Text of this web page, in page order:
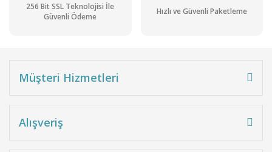
256 Bit SSL Teknolojisi İle
Güvenli Ödeme
Hızlı ve Güvenli Paketleme
Müşteri Hizmetleri
Alışveriş